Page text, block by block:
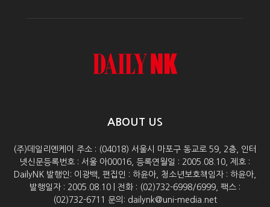
ABOUT US
(주)데일리엔케이 주소 : (04018) 서울시 마포구 동교로 59, 2층, 인터
넷신문등록번호 : 서울 아00016, 등록연월일 : 2005.08.10, 제호 :
DailyNK 발행인: 이광백, 편집인 : 하윤아, 청소년보호책임자 : 하윤아,
발행일자 : 2005.08.10 | 전화 : (02)732-6998/6999, 팩스 :
(02)732-6711 문의: dailynk@uni-media.net